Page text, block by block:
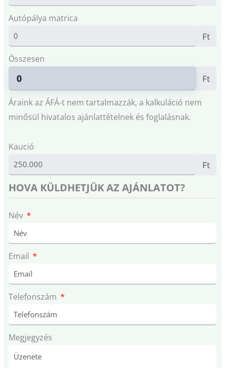
Autópálya matrica
Ft
Összesen
Ft
Áraink az ÁFÁ-t nem tartalmazzák, a kalkuláció nem
minősül hivatalos ajánlattételnek és foglalásnak.
Kaució
Ft
HOVA KÜLDHETJÜK AZ AJÁNLATOT?
Név
Email
Telefonszám
Megjegyzés